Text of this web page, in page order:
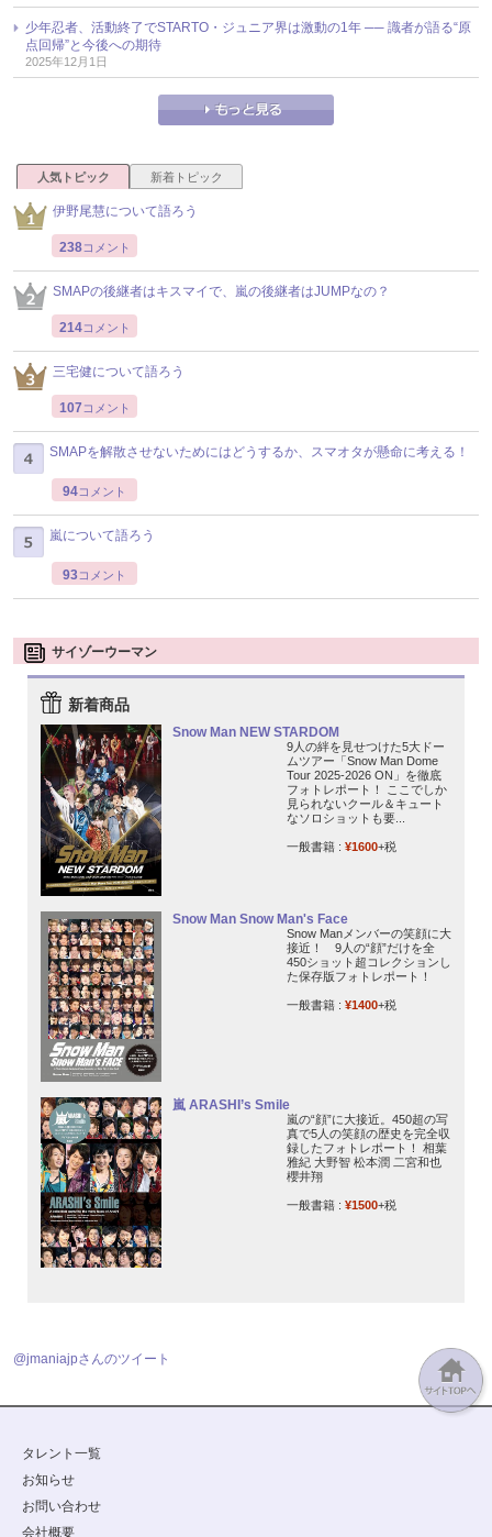
少年忍者、活動終了でSTARTO・ジュニア界は激動の1年 ── 識者が語る“原
点回帰”と今後への期待
2025年12月1日
人気トピック 新着トピック
伊野尾慧について語ろう
238コメント
SMAPの後継者はキスマイで、嵐の後継者はJUMPなの？
214コメント
三宅健について語ろう
107 コメント
SMAPを解散させないためにはどうするか、スマオタが懸命に考える！
94コメント
嵐について語ろう
93コメント
サイゾーウーマン
新着商品
Snow Man NEW STARDOM
9人の絆を見せつけた5大ドー
ムツアー「Snow Man Dome
Tour 2025-2026 ON」を徹底
フォトレポート！ ここでしか
見られないクール＆キュート
なソロショットも要...
一般書籍 : ¥1600+税
Snow Man Snow Man's Face
Snow Manメンバーの笑顔に大
接近！ 9人の“顔”だけを全
450ショット超コレクションし
た保存版フォトレポート！
一般書籍 : ¥1400+税
嵐 ARASHI’s Smile
嵐の“顔”に大接近。450超の写
真で5人の笑顔の歴史を完全収
録したフォトレポート！ 相葉
雅紀 大野智 松本潤 二宮和也
櫻井翔
一般書籍 : ¥1500+税
@jmaniajpさんのツイート
タレント一覧
お知らせ
お問い合わせ
会社概要